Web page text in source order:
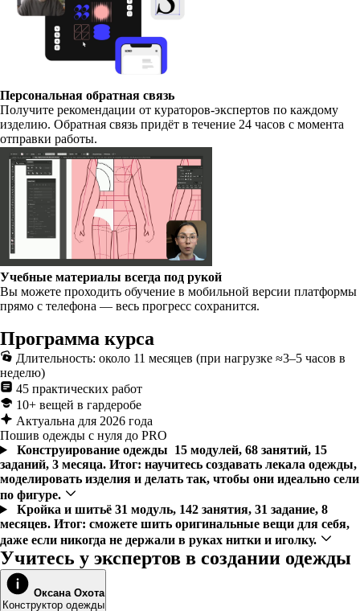
Персональная обратная связь
Получите рекомендации от кураторов-экспертов по каждому
изделию. Обратная связь придёт в течение 24 часов с момента
отправки работы.
Учебные материалы всегда под рукой
Вы можете проходить обучение в мобильной версии платформы
прямо с телефона — весь прогресс сохранится.
Программа курса
Длительность: около 11 месяцев (при нагрузке ≈3–5 часов в
неделю)
45 практических работ
10+ вещей в гардеробе
Актуальна для 2026 года
Пошив одежды с нуля до PRO
Конструирование одежды 15 модулей, 68 занятий, 15
заданий, 3 месяца. Итог: научитесь создавать лекала одежды,
моделировать изделия и делать так, чтобы они идеально сели
по фигуре.
Кройка и шитьё 31 модуль, 142 занятия, 31 задание, 8
месяцев. Итог: сможете шить оригинальные вещи для себя,
даже если никогда не держали в руках нитки и иголку.
Учитесь у экспертов в создании одежды
Оксана Охота
Конструктор одежды